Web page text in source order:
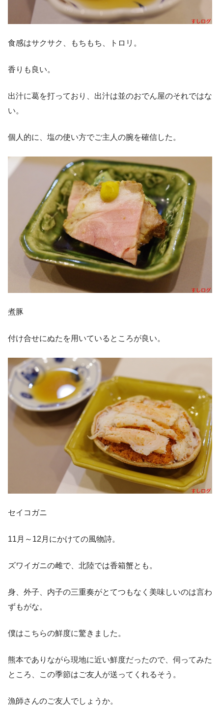
食感はサクサク、もちもち、トロリ。
香りも良い。
出汁に葛を打っており、出汁は並のおでん屋のそれではな
い。
個人的に、塩の使い方でご主人の腕を確信した。
煮豚
付け合せにぬたを用いているところが良い。
セイコガニ
11月～12月にかけての風物詩。
ズワイガニの雌で、北陸では香箱蟹とも。
身、外子、内子の三重奏がとてつもなく美味しいのは言わ
ずもがな。
僕はこちらの鮮度に驚きました。
熊本でありながら現地に近い鮮度だったので、伺ってみた
ところ、この季節はご友人が送ってくれるそう。
漁師さんのご友人でしょうか。